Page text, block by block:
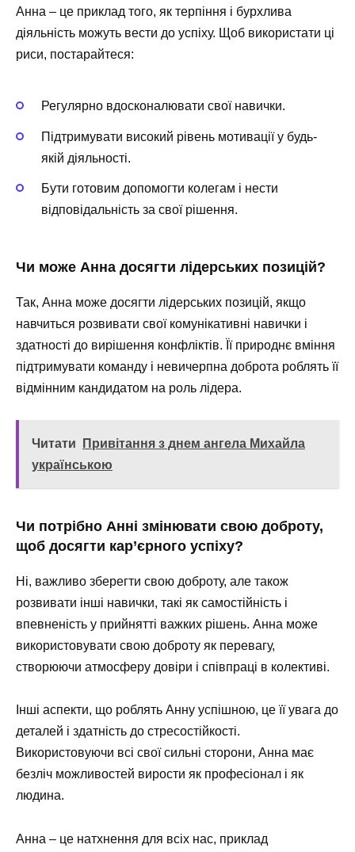
Анна – це приклад того, як терпіння і бурхлива
діяльність можуть вести до успіху. Щоб використати ці
риси, постарайтеся:
Регулярно вдосконалювати свої навички.
Підтримувати високий рівень мотивації у будь-
якій діяльності.
Бути готовим допомогти колегам і нести
відповідальність за свої рішення.
Чи може Анна досягти лідерських позицій?
Так, Анна може досягти лідерських позицій, якщо
навчиться розвивати свої комунікативні навички і
здатності до вирішення конфліктів. Її природнє вміння
підтримувати команду і невичерпна доброта роблять її
відмінним кандидатом на роль лідера.
Читати
Привітання з днем ангела Михайла
українською
Чи потрібно Анні змінювати свою доброту,
щоб досягти кар’єрного успіху?
Ні, важливо зберегти свою доброту, але також
розвивати інші навички, такі як самостійність і
впевненість у прийнятті важких рішень. Анна може
використовувати свою доброту як перевагу,
створюючи атмосферу довіри і співпраці в колективі.
Інші аспекти, що роблять Анну успішною, це її увага до
деталей і здатність до стресостійкості.
Використовуючи всі свої сильні сторони, Анна має
безліч можливостей вирости як професіонал і як
людина.
Анна – це натхнення для всіх нас, приклад